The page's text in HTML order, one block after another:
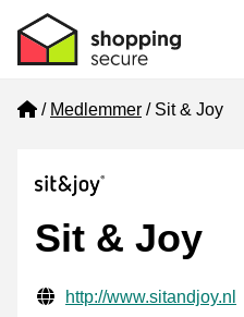
Home
Medlemmer Sit & Joy
Sit & Joy
Verifisert kontaktinformasjon
Website URL
http://www.sitandjoy.nl